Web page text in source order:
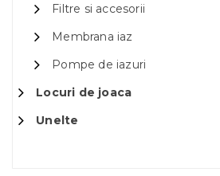
Filtre si accesorii
Membrana iaz
Pompe de iazuri
Locuri de joaca
Unelte